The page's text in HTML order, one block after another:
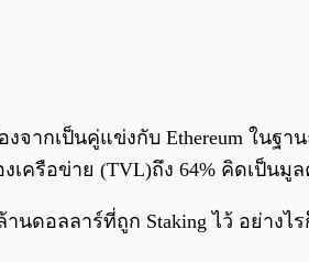
ากเป็นคู่แข่งกับ Ethereum ในฐ
งเครือข่าย (TVL)ถึง 64% คิดเป็น
นดอลลาร์ที่ถูก Staking ไว้ อย่าง